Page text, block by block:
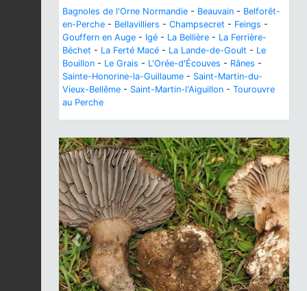
Bagnoles de l'Orne Normandie - Beauvain - Belforêt-
en-Perche - Bellavilliers - Champsecret - Feings -
Gouffern en Auge - Igé - La Bellière - La Ferrière-
Béchet - La Ferté Macé - La Lande-de-Goult - Le
Bouillon - Le Grais - L'Orée-d'Écouves - Rânes -
Sainte-Honorine-la-Guillaume - Saint-Martin-du-
Vieux-Bellême - Saint-Martin-l'Aiguillon - Tourouvre
au Perche
Previous Next